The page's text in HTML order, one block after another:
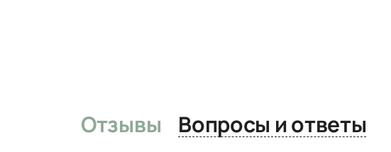
Отзывы Вопросы и ответы